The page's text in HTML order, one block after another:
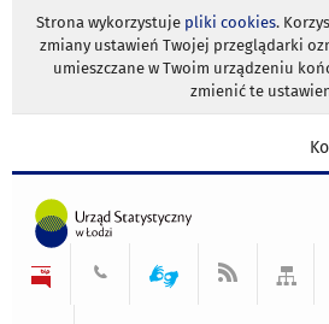
Strona wykorzystuje pliki cookies.
zmiany ustawień Twojej przeglądarki
umieszczane w Twoim urządzeniu
zmienić te